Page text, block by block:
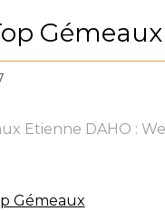
Etienne DAHO :
Gémeaux